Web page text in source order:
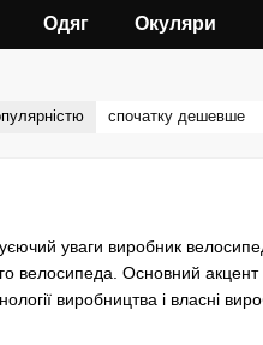
Одяг Окуляри
спочатку дешевше
уваги виробник
велосипеда. Основний
виробництва і власні